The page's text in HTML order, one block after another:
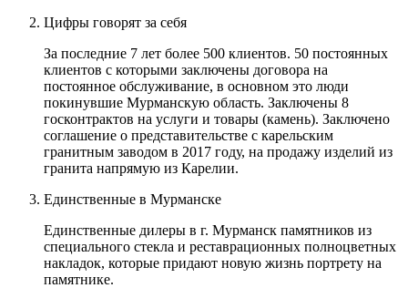
Цифры говорят за себя
За последние 7 лет более 500 клиентов. 50 постоянных
клиентов с которыми заключены договора на
постоянное обслуживание, в основном это люди
покинувшие Мурманскую область. Заключены 8
госконтрактов на услуги и товары (камень). Заключено
соглашение о представительстве с карельским
гранитным заводом в 2017 году, на продажу изделий из
гранита напрямую из Карелии.
Единственные в Мурманске
Единственные дилеры в г. Мурманск памятников из
специального стекла и реставрационных полноцветных
накладок, которые придают новую жизнь портрету на
памятнике.